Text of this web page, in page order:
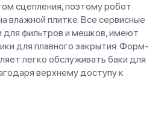
сцепления, поэтому робот
влажной плитке. Все сервисные
для фильтров и мешков, имеют
для плавного закрытия. Форм-
легко обслуживать баки для
верхнему доступу к